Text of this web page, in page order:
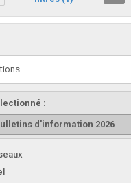
:
d'information 2026